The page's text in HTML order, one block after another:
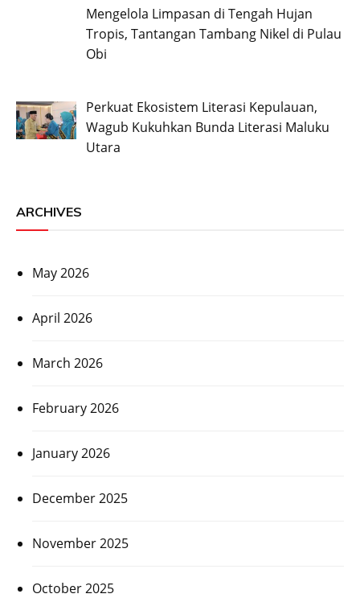
Mengelola Limpasan di Tengah Hujan
Tropis, Tantangan Tambang Nikel di Pulau
Obi
Perkuat Ekosistem Literasi Kepulauan,
Wagub Kukuhkan Bunda Literasi Maluku
Utara
ARCHIVES
May 2026
April 2026
March 2026
February 2026
January 2026
December 2025
November 2025
October 2025